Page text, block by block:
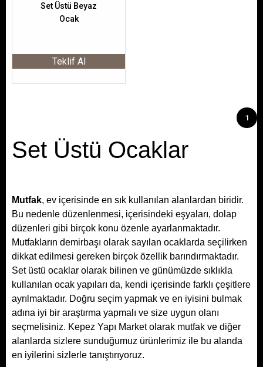
Set Üstü Beyaz
Ocak
Teklif Al
1
Set Üstü Ocaklar
Mutfak, ev içerisinde en sık kullanılan alanlardan biridir.
Bu nedenle düzenlenmesi, içerisindeki eşyaları, dolap
düzenleri gibi birçok konu özenle ayarlanmaktadır.
Mutfakların demirbaşı olarak sayılan ocaklarda seçilirken
dikkat edilmesi gereken birçok özellik barındırmaktadır.
Set üstü ocaklar olarak bilinen ve günümüzde sıklıkla
kullanılan ocak yapıları da, kendi içerisinde farklı çeşitlere
ayrılmaktadır. Doğru seçim yapmak ve en iyisini bulmak
adına iyi bir araştırma yapmalı ve size uygun olanı
seçmelisiniz. Kepez Yapı Market olarak mutfak ve diğer
alanlarda sizlere sunduğumuz ürünlerimiz ile bu alanda
en iyilerini sizlerle tanıştırıyoruz.